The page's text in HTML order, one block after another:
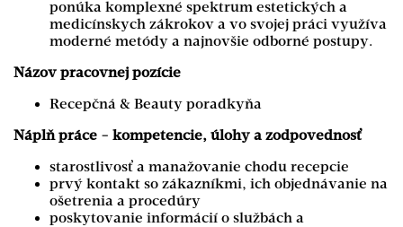
ponúka komplexné spektrum estetických a
medicínskych zákrokov a vo svojej práci využíva
moderné metódy a najnovšie odborné postupy.
Názov pracovnej pozície
Recepčná & Beauty poradkyňa
Náplň práce - kompetencie, úlohy a zodpovednosť
starostlivosť a manažovanie chodu recepcie
prvý kontakt so zákazníkmi, ich objednávanie na
ošetrenia a procedúry
poskytovanie informácií o službách a